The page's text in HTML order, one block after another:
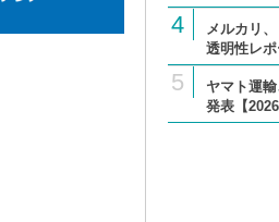
4
メルカリ
透明性レ
5
ヤマト運
発表【